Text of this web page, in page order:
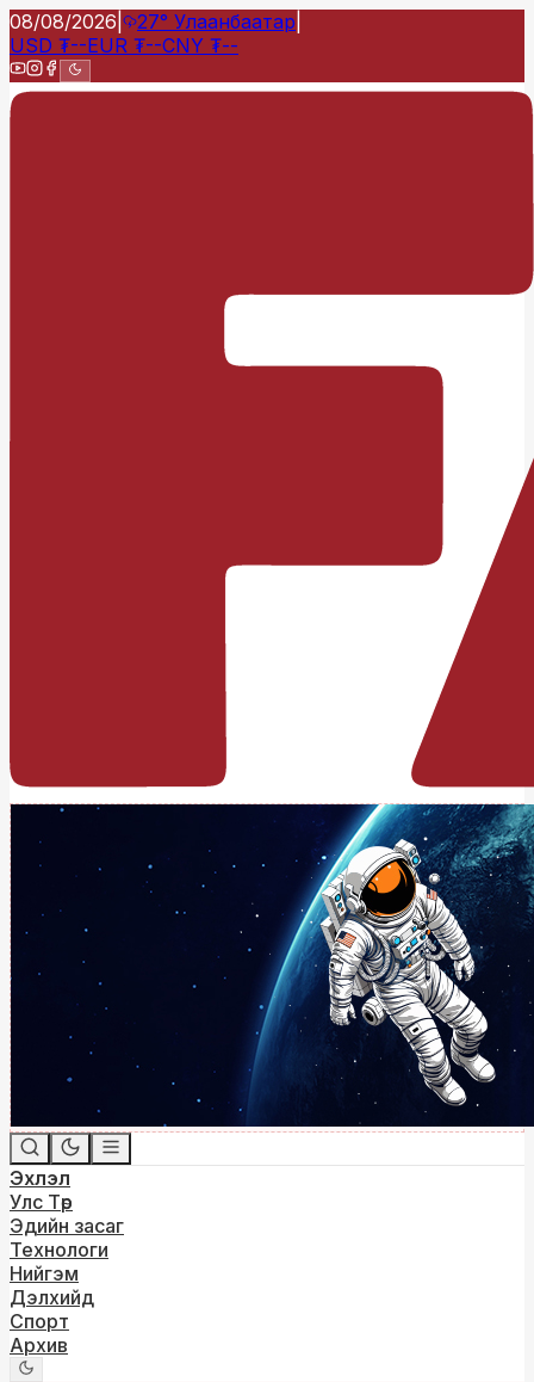
08/08/2026 27° Улаанбаатар
USD ₮--EUR ₮--CNY ₮--
Эхлэл
Улс Төр
Эдийн засаг
Технологи
Нийгэм
Дэлхийд
Спорт
Архив